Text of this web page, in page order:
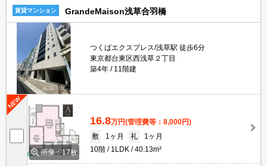
賃貸マンション GrandeMaison浅草合羽橋
つくばエクスプレス/浅草駅 徒歩6分
東京都台東区西浅草２丁目
築4年
11階建
画像：17枚
16.8万円(管理費等：8,000円)
敷
1ヶ月 礼
1ヶ月
10階
1LDK 40.13m²